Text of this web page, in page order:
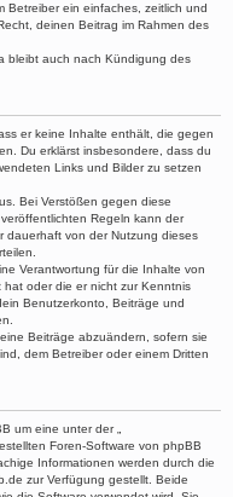
Betreiber ein einfaches, zeitlich und
deinen Beitrag im Rahmen des
bleibt auch nach Kündigung des
er keine Inhalte enthält, die gegen
Du erklärst insbesondere, dass du
Links und Bilder zu setzen
Bei Verstößen gegen diese
Regeln kann der
dauerhaft von der Nutzung dieses
Verantwortung für die Inhalte von
hat oder die er nicht zur Kenntnis
Benutzerkonto, Beiträge und
Beiträge abzuändern, sofern sie
dem Betreiber oder einem Dritten
um eine unter der „
Foren-Software von phpBB
Informationen werden durch die
zur Verfügung gestellt. Beide